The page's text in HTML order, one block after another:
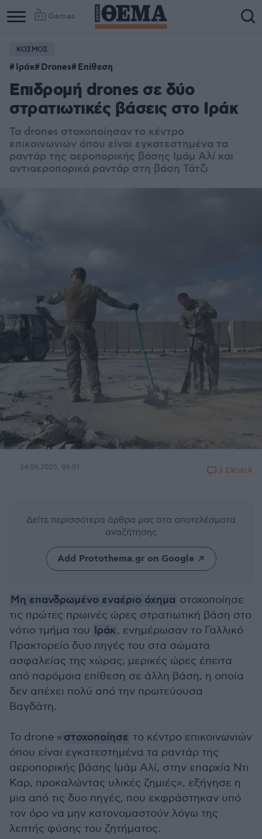
Games
ΚΟΣΜΟΣ
Ιράκ Drones Επίθεση
Επιδρομή drones σε δύο
στρατιωτικές βάσεις στο Ιράκ
Τα drones στοχοποίησαντο κέντρο
επικοινωνιών όπου είναι εγκατεστημένα τα
ραντάρ της αεροπορικής βάσης Ιμάμ Αλί και
αντιαεροπορικά ραντάρ στη βάση Τάτζι
24.06.2025, 06:01 3 ΣΧΟΛΙΑ
Δείτε περισσότερα άρθρα μας στα αποτελέσματα
αναζήτησης
Add Protothema.gr on Google
Μη επανδρωμένο εναέριο όχημα στοχοποίησε
τις πρώτες πρωινές ώρες στρατιωτική βάση στο
νότιο τμήμα του Ιράκ, ενημέρωσαν το Γαλλικό
Πρακτορείο δυο πηγές του στα σώματα
ασφαλείας της χώρας, μερικές ώρες έπειτα
από παρόμοια επίθεση σε άλλη βάση, η οποία
δεν απέχει πολύ από την πρωτεύουσα
Βαγδάτη.
Το drone « στοχοποίησε το κέντρο επικοινωνιών
όπου είναι εγκατεστημένα τα ραντάρ της
αεροπορικής βάσης Ιμάμ Αλί, στην επαρχία Ντι
Καρ, προκαλώντας υλικές ζημιές», εξήγησε η
μια από τις δυο πηγές, που εκφράστηκαν υπό
τον όρο να μην κατονομαστούν λόγω της
λεπτής φύσης του ζητήματος.